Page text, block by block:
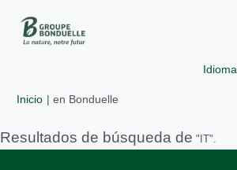
Idioma
Inicio | en Bonduelle
Resultados de búsqueda de "IT".